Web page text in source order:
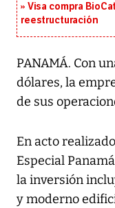
Visa compra
reestructuración
PANAMÁ. Con
dólares, la
de sus
En acto
Especial
la inversión
y moderno